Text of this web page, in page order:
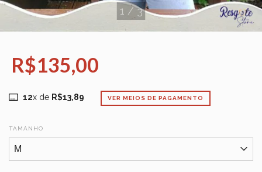
1 /3
R$135,00
12x de R$13,89 VER MEIOS DE PAGAMENTO
TAMANHO